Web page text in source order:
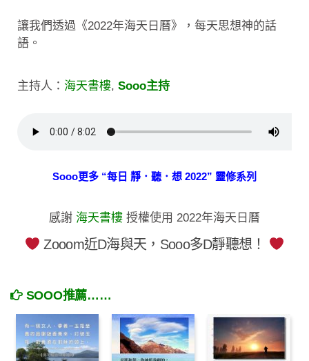
讓我們透過《2022年海天日曆》，每天思想神的話
語。
主持人： 海天書樓, Sooo主持
Sooo更多 “每日 靜．聽．想 2022” 靈修系列
感謝 海天書樓 授權使用 2022年海天日曆
Zooom近D海與天，Sooo多D靜聽想！
SOOO推薦……